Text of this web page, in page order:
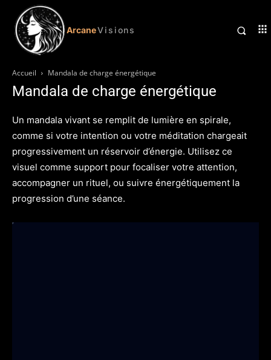
ArcaneVisions
Accueil Mandala de charge énergétique
Mandala de charge énergétique
Un mandala vivant se remplit de lumière en spirale,
comme si votre intention ou votre méditation chargeait
progressivement un réservoir d’énergie. Utilisez ce
visuel comme support pour focaliser votre attention,
accompagner un rituel, ou suivre énergétiquement la
progression d’une séance.